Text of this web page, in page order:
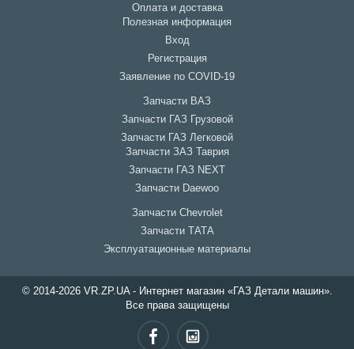
Оплата и доставка
Полезная информация
Вход
Регистрация
Заявление по COVID-19
Запчасти ВАЗ
Запчасти ГАЗ Грузовой
Запчасти ГАЗ Легковой
Запчасти ЗАЗ Таврия
Запчасти ГАЗ NEXT
Запчасти Daewoo
Запчасти Chevrolet
Запчасти ТАТА
Эксплуатационные материалы
© 2014-2026 VR.ZP.UA - Интернет магазин «ГАЗ Детали машин».
Все права защищены